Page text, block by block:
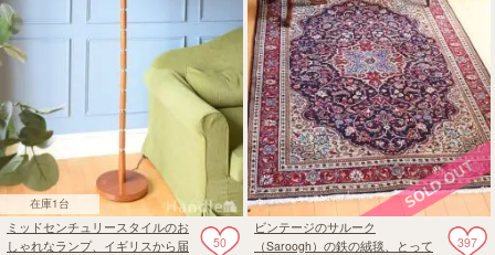
在庫1台
50
ミッドセンチュリースタイルのお
しゃれなランプ、イギリスから届
397
ビンテージのサルーク
（Saroogh）の鉄の絨毯、とって